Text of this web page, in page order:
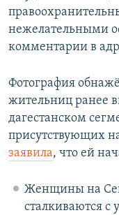
нежелательными
комментарии в
Фотография
жительниц ранее
дагестанском
присутствующих
заявила, что ей
Женщины на
сталкиваются с